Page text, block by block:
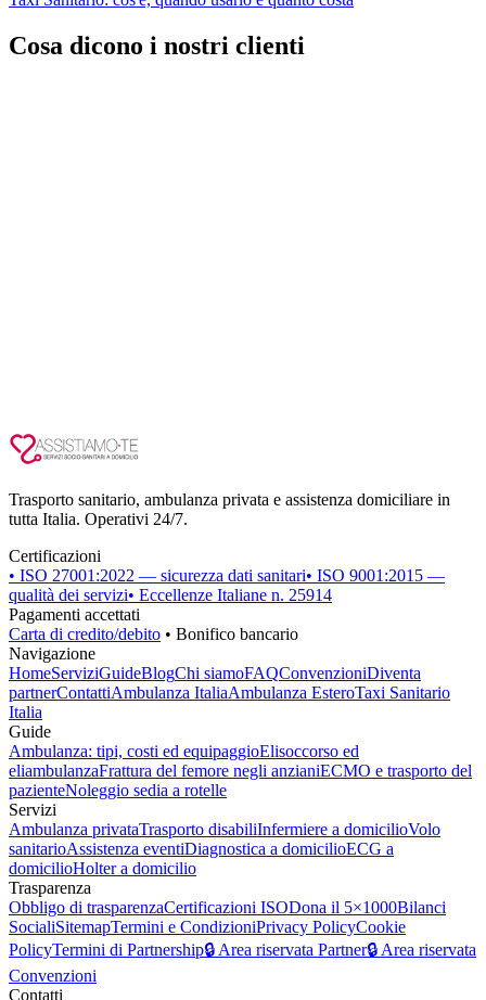
Cosa dicono i nostri clienti
Trasporto sanitario, ambulanza privata e assistenza domiciliare in
tutta Italia. Operativi 24/7.
Certificazioni
• ISO 27001:2022 — sicurezza dati sanitari• ISO 9001:2015 —
qualità dei servizi• Eccellenze Italiane n. 25914
Pagamenti accettati
Carta di credito/debito • Bonifico bancario
Navigazione
HomeServiziGuideBlogChi siamoFAQConvenzioniDiventa
partnerContattiAmbulanza ItaliaAmbulanza EsteroTaxi Sanitario
Italia
Guide
Ambulanza: tipi, costi ed equipaggioElisoccorso ed
eliambulanzaFrattura del femore negli anzianiECMO e trasporto del
pazienteNoleggio sedia a rotelle
Servizi
Ambulanza privataTrasporto disabiliInfermiere a domicilioVolo
sanitarioAssistenza eventiDiagnostica a domicilioECG a
domicilioHolter a domicilio
Trasparenza
Obbligo di trasparenzaCertificazioni ISODona il 5×1000Bilanci
SocialiSitemapTermini e CondizioniPrivacy PolicyCookie
PolicyTermini di Partnership🔒 Area riservata Partner🔒 Area riservata
Convenzioni
Contatti